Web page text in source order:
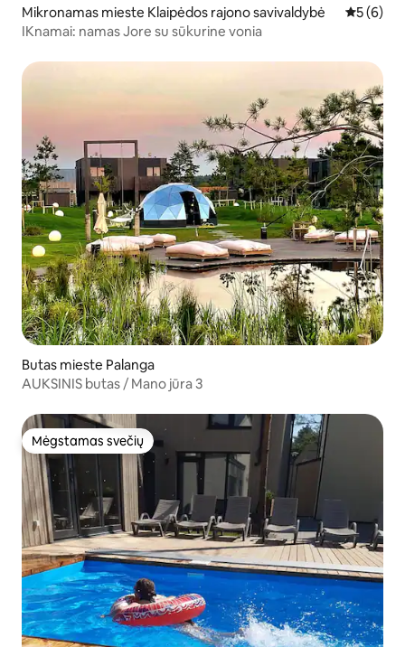
Mikronamas mieste Klaipėdos rajono savivaldybė Vidutinis
5 (6)
IKnamai: namas Jore su sūkurine vonia
Butas mieste Palanga
AUKSINIS butas / Mano jūra 3
Mėgstamas svečių
Mėgstamas svečių